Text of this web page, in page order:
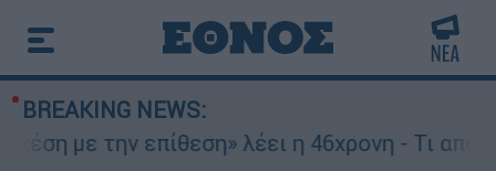
BREAKING NEWS:
με την επίθεση» λέει η 46χρονη - Τι